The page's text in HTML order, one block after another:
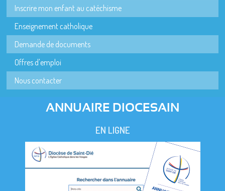
Inscrire mon enfant au catéchisme
Enseignement catholique
Demande de documents
Offres d'emploi
Nous contacter
ANNUAIRE DIOCESAIN
EN LIGNE